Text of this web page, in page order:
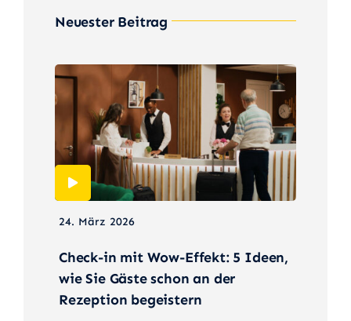
Neuester Beitrag
24. März 2026
Check-in mit Wow-Effekt: 5 Ideen,
wie Sie Gäste schon an der
Rezeption begeistern